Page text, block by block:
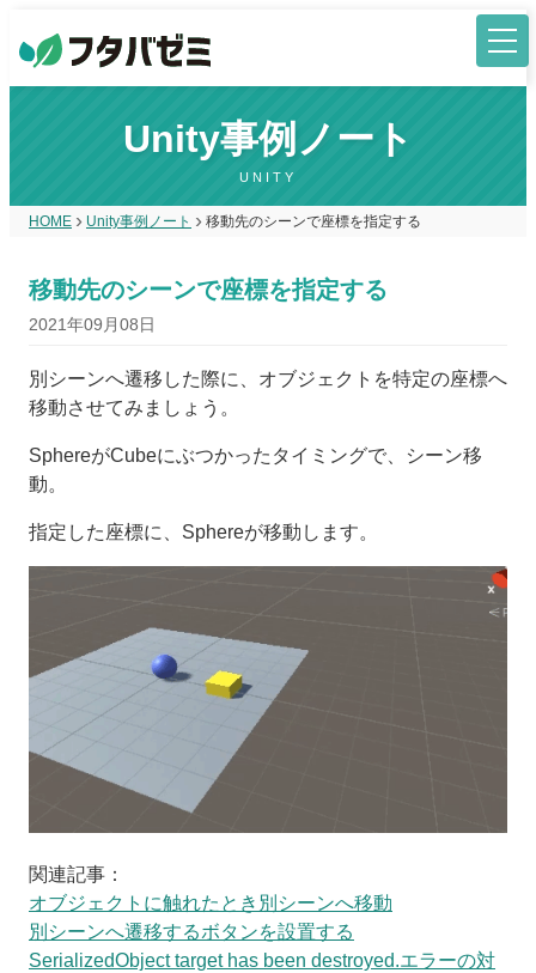
Unity事例ノート
UNITY
HOME Unity事例ノート 移動先のシーンで座標を指定する
移動先のシーンで座標を指定する
2021年09月08日
別シーンへ遷移した際に、オブジェクトを特定の座標へ
移動させてみましょう。
SphereがCubeにぶつかったタイミングで、シーン移
動。
指定した座標に、Sphereが移動します。
関連記事：
オブジェクトに触れたとき別シーンへ移動
別シーンへ遷移するボタンを設置する
SerializedObject target has been destroyed.エラーの対